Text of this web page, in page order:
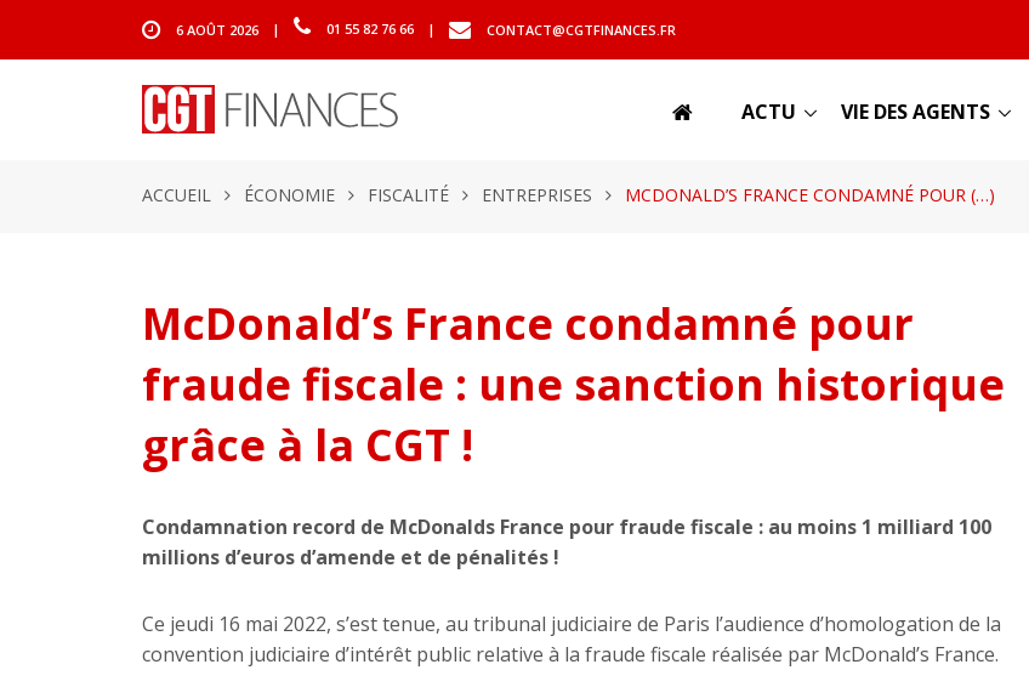
6 AOÛT 2026 | 01 55 82 76 66 | CONTACT@CGTFINANCES.FR
ACTU VIE DES AGENTS
ACCUEIL ÉCONOMIE FISCALITÉ ENTREPRISES MCDONALD’S FRANCE CONDAMNÉ POUR (…)
McDonald’s France condamné pour
fraude fiscale : une sanction historique
grâce à la CGT !
Condamnation record de McDonalds France pour fraude fiscale : au moins 1 milliard 100
millions d’euros d’amende et de pénalités !
Ce jeudi 16 mai 2022, s’est tenue, au tribunal judiciaire de Paris l’audience d’homologation de la
convention judiciaire d’intérêt public relative à la fraude fiscale réalisée par McDonald’s France.